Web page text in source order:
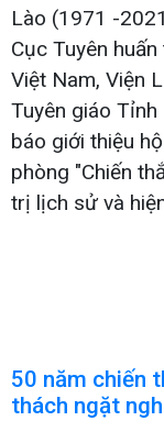
Lào (1971 -
Cục Tuyên
Việt Nam, Viện
Tuyên giáo
báo giới thiệu
phòng "Chiến
trị lịch sử và
50 năm chiến
thách ngặt